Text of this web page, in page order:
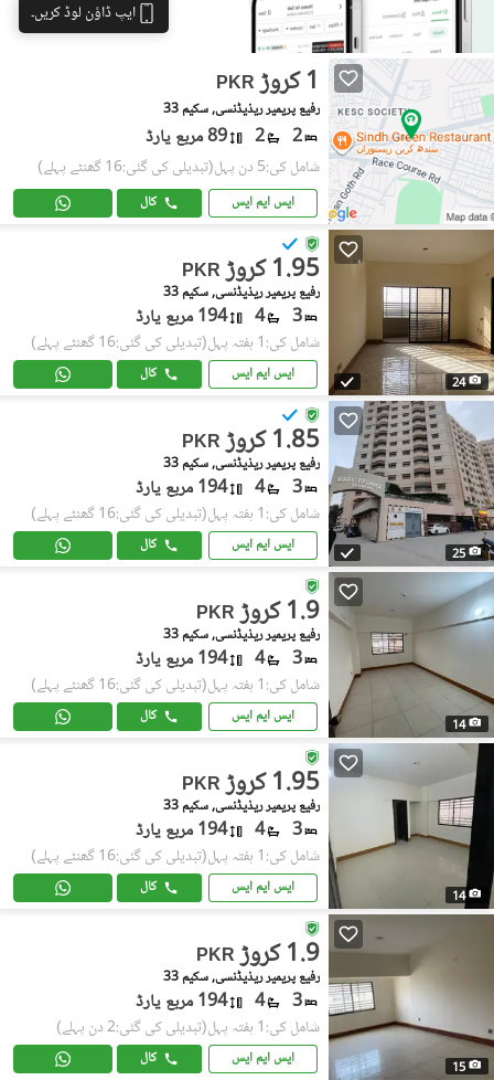
ایپ ڈاؤن لوڈ کریں۔
PKR 1 کروڑ
رفیع پریمیر ریذیڈنسی, سکیم 33
2
2 89 مربع یارڈ
شامل کی:5 دن پہل (تبدیلی کی گئی:16 گھنٹے پہلے)
ایس ایم ایس کال
24
PKR 1.95 کروڑ
رفیع پریمیر ریذیڈنسی, سکیم 33
3
4 194 مربع یارڈ
شامل کی:1 ہفتہ پہل (تبدیلی کی گئی:16 گھنٹے پہلے)
ایس ایم ایس کال
25
PKR 1.85 کروڑ
رفیع پریمیر ریذیڈنسی, سکیم 33
3
4 194 مربع یارڈ
شامل کی:1 ہفتہ پہل (تبدیلی کی گئی:16 گھنٹے پہلے)
ایس ایم ایس کال
14
PKR 1.9 کروڑ
رفیع پریمیر ریذیڈنسی, سکیم 33
3
4 194 مربع یارڈ
شامل کی:1 ہفتہ پہل (تبدیلی کی گئی:16 گھنٹے پہلے)
ایس ایم ایس کال
14
PKR 1.95 کروڑ
رفیع پریمیر ریذیڈنسی, سکیم 33
3
4 194 مربع یارڈ
شامل کی:1 ہفتہ پہل (تبدیلی کی گئی:16 گھنٹے پہلے)
ایس ایم ایس کال
15
PKR 1.9 کروڑ
رفیع پریمیر ریذیڈنسی, سکیم 33
3
4 194 مربع یارڈ
شامل کی:1 ہفتہ پہل (تبدیلی کی گئی:2 دن پہلے)
ایس ایم ایس کال